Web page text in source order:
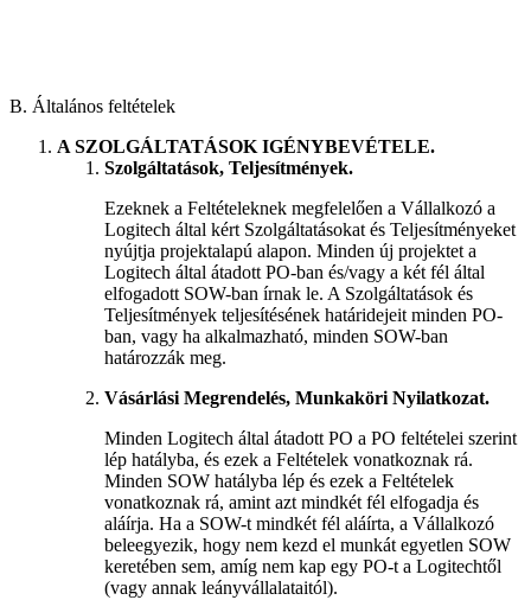
B. Általános feltételek
A SZOLGÁLTATÁSOK IGÉNYBEVÉTELE.
Szolgáltatások, Teljesítmények.
Ezeknek a Feltételeknek megfelelően a Vállalkozó a
Logitech által kért Szolgáltatásokat és Teljesítményeket
nyújtja projektalapú alapon. Minden új projektet a
Logitech által átadott PO-ban és/vagy a két fél által
elfogadott SOW-ban írnak le. A Szolgáltatások és
Teljesítmények teljesítésének határidejeit minden PO-
ban, vagy ha alkalmazható, minden SOW-ban
határozzák meg.
Vásárlási Megrendelés, Munkaköri Nyilatkozat.
Minden Logitech által átadott PO a PO feltételei szerint
lép hatályba, és ezek a Feltételek vonatkoznak rá.
Minden SOW hatályba lép és ezek a Feltételek
vonatkoznak rá, amint azt mindkét fél elfogadja és
aláírja. Ha a SOW-t mindkét fél aláírta, a Vállalkozó
beleegyezik, hogy nem kezd el munkát egyetlen SOW
keretében sem, amíg nem kap egy PO-t a Logitechtől
(vagy annak leányvállalataitól).